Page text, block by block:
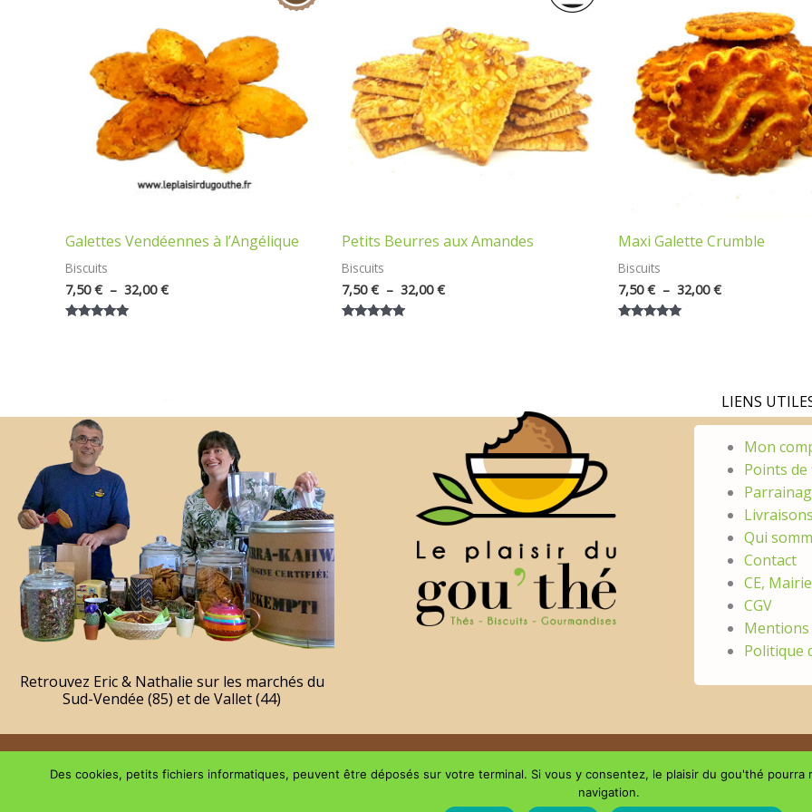
Galettes Vendéennes à l’Angélique
Biscuits
7,50€ – 32,00€
à
32,00 €
Petits Beurres aux Amandes
Biscuits
7,50€ – 32,00€
à
32,00 €
Maxi Galette Crumble
Biscuits
7,50€ – 32,00€
7,50 €
à
32,00 €
Retrouvez Eric & Nathalie sur les marchés du
Sud-Vendée (85) et de Vallet (44)
LIENS
Mon
Points
Qui
Contact
CE,
CGV
Politique
Copyright © 2026 | Le plaisir du GouThé
Des cookies, petits fichiers informatiques, peuvent être déposés sur votre terminal. Si vous y consentez, le plaisir du gou'thé
navigation.